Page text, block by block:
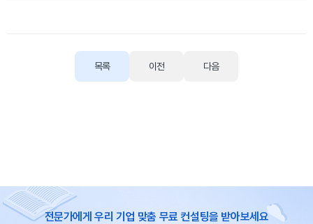
목록 이전 다음
전문가에게 우리 기업 맞춤 무료 컨설팅을 받아보세요